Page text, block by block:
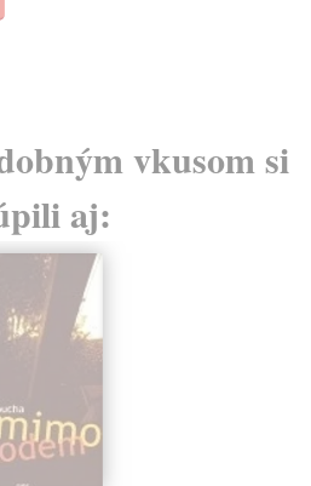
vkusom si
aj: